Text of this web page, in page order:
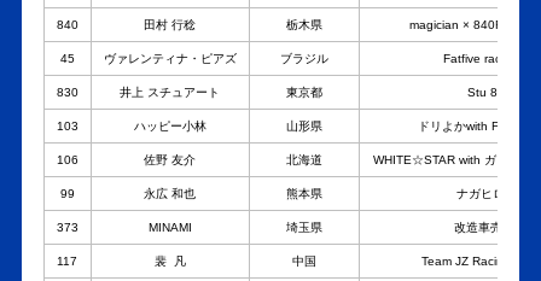
840 田村 行稔 栃木県 magician × 840Racing
45 ヴァレンティナ・ピアズ ブラジル Fatfive racing x
830 井上 スチュアート 東京都 Stu 830
103 ハッピー小林 山形県 ドリよかwith FFR ×
106 佐野 友介 北海道 WHITE☆STAR with ガレドリ
99 永広 和也 熊本県 ナガヒロレー
373 MINAMI 埼玉県 改造車売るな
117 裴 凡 中国 Team JZ Racing with